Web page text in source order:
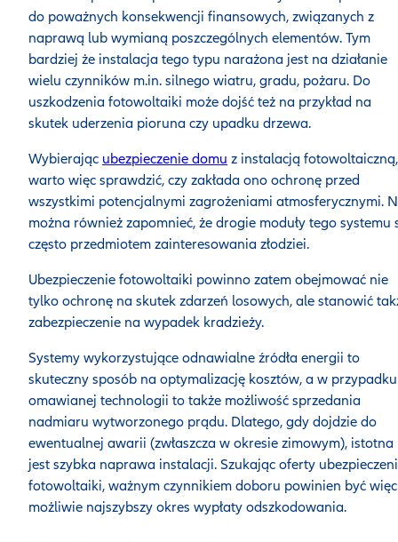
do poważnych konsekwencji finansowych, związanych z
naprawą lub wymianą poszczególnych elementów. Tym
bardziej że instalacja tego typu narażona jest na działanie
wielu czynników m.in. silnego wiatru, gradu, pożaru. Do
uszkodzenia fotowoltaiki może dojść też na przykład na
skutek uderzenia pioruna czy upadku drzewa.
Wybierając ubezpieczenie domu z instalacją fotowoltaiczną,
warto więc sprawdzić, czy zakłada ono ochronę przed
wszystkimi potencjalnymi zagrożeniami atmosferycznymi.
można również zapomnieć, że drogie moduły tego systemu
często przedmiotem zainteresowania złodziei.
Ubezpieczenie fotowoltaiki powinno zatem obejmować nie
tylko ochronę na skutek zdarzeń losowych, ale stanowić
zabezpieczenie na wypadek kradzieży.
Systemy wykorzystujące odnawialne źródła energii to
skuteczny sposób na optymalizację kosztów, a w przypadku
omawianej technologii to także możliwość sprzedania
nadmiaru wytworzonego prądu. Dlatego, gdy dojdzie do
ewentualnej awarii (zwłaszcza w okresie zimowym), istotna
jest szybka naprawa instalacji. Szukając oferty
fotowoltaiki, ważnym czynnikiem doboru powinien być więc
możliwie najszybszy okres wypłaty odszkodowania.